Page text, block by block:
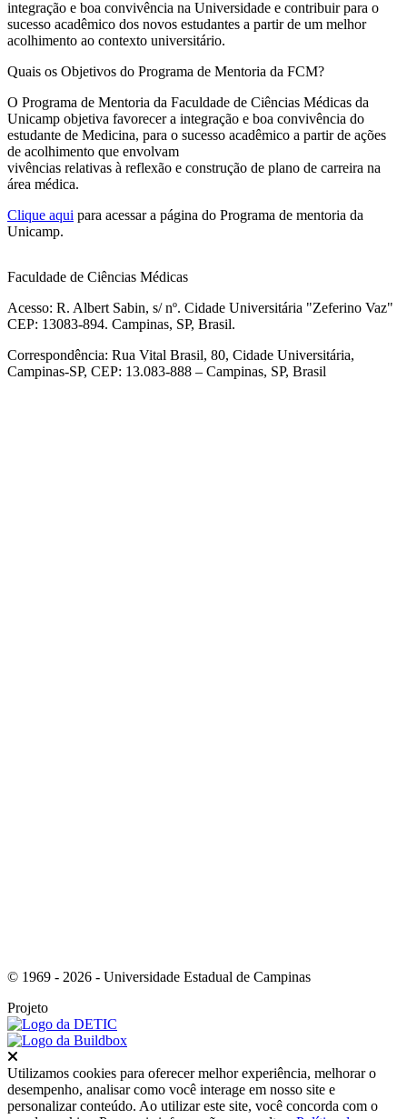
integração e boa convivência na Universidade e contribuir para o
sucesso acadêmico dos novos estudantes a partir de um melhor
acolhimento ao contexto universitário.
Quais os Objetivos do Programa de Mentoria da FCM?
O Programa de Mentoria da Faculdade de Ciências Médicas da
Unicamp objetiva favorecer a integração e boa convivência do
estudante de Medicina, para o sucesso acadêmico a partir de ações
de acolhimento que envolvam
vivências relativas à reflexão e construção de plano de carreira na
área médica.
Clique aqui para acessar a página do Programa de mentoria da
Unicamp.
Faculdade de Ciências Médicas
Acesso: R. Albert Sabin, s/ nº. Cidade Universitária "Zeferino Vaz"
CEP: 13083-894. Campinas, SP, Brasil.
Correspondência: Rua Vital Brasil, 80, Cidade Universitária,
Campinas-SP, CEP: 13.083-888 – Campinas, SP, Brasil
© 1969 - 2026 - Universidade Estadual de Campinas
Projeto
Utilizamos cookies para oferecer melhor experiência, melhorar o
desempenho, analisar como você interage em nosso site e
personalizar conteúdo. Ao utilizar este site, você concorda com o